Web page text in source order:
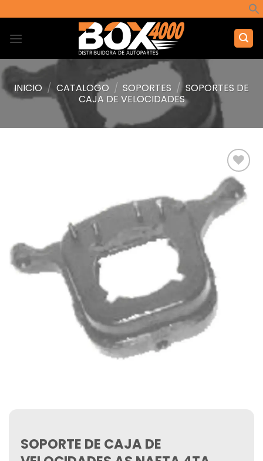
al
contenido
INICIO / CATALOGO / SOPORTES / SOPORTES DE
CAJA DE VELOCIDADES
Añadir
a la
lista de
deseos
SOPORTE DE CAJA DE